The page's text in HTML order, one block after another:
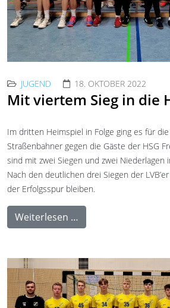
JUGEND 18. OKTOBER 2022
Mit viertem Sieg in die
Im dritten Heimspiel in Folge ging es für die
Straßenbahner gegen die Gäste der HSG
sind mit zwei Siegen und zwei Niederlagen
Nach den deutlichen drei Siegen der
der Erfolgsspur bleiben.
Weiterlesen …